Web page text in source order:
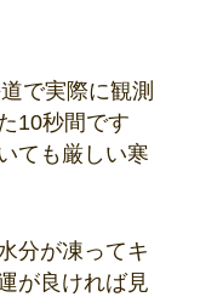
で実際に観測
10秒間です
ても厳しい寒
分が凍ってキ
が良ければ見